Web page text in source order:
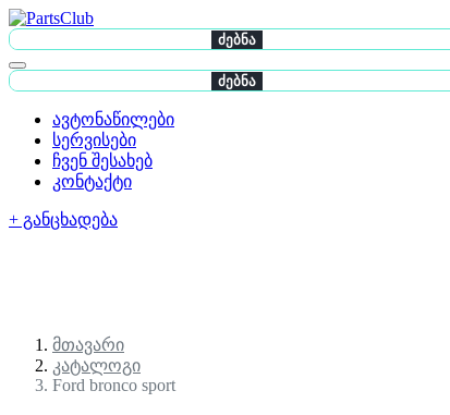
ძებნა
ძებნა
ავტონაწილები
სერვისები
ჩვენ შესახებ
კონტაქტი
+ განცხადება
მთავარი
კატალოგი
Ford bronco sport